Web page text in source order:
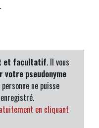
et facultatif. Il vous
votre pseudonyme
ne puisse
en cliquant